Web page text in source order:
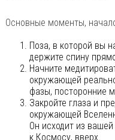
Основные моменты,
Поза, в которой вы
держите спину
Начните
окружающей
фазы, посторонние
Закройте глаза и
окружающей
Он исходит из
к Космосу, вверх.